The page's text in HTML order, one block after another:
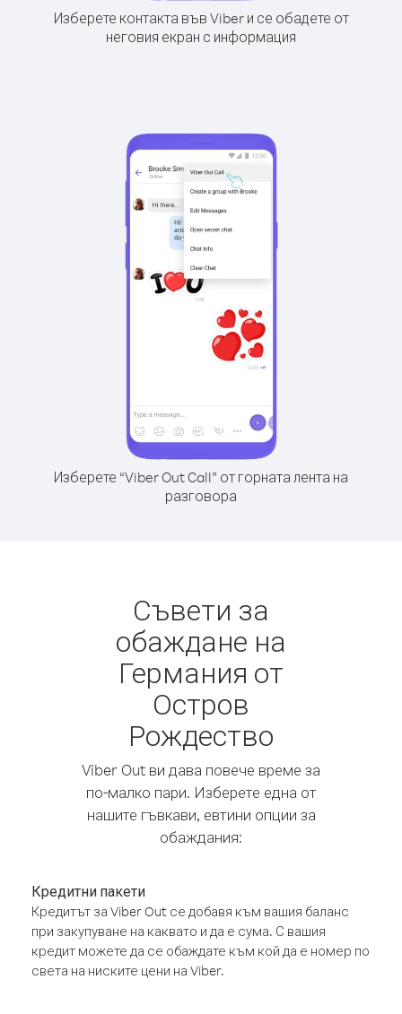
Изберете контакта във Viber и се обадете от
неговия екран с информация
Изберете “Viber Out Call” от горната лента на
разговора
Съвети за
обаждане на
Германия от
Остров
Рождество
Viber Out ви дава повече време за
по-малко пари. Изберете една от
нашите гъвкави, евтини опции за
обаждания:
Кредитни пакети
Кредитът за Viber Out се добавя към вашия баланс
при закупуване на каквато и да е сума. С вашия
кредит можете да се обаждате към кой да е номер по
света на ниските цени на Viber.